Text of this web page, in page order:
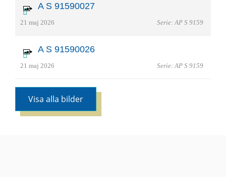
A S 91590027
21 maj 2026 Serie: AP S 9159
A S 91590026
21 maj 2026 Serie: AP S 9159
Visa alla bilder